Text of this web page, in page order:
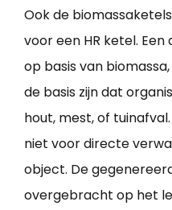
Ook de
voor een HR ketel.
op basis van
de basis zijn dat
hout, mest, of
niet voor directe
object. De
overgebracht op het